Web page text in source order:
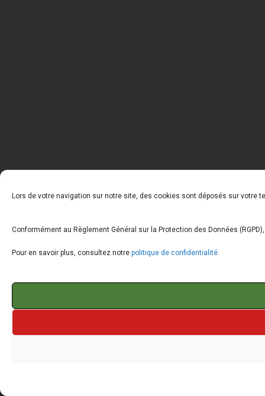
Lors de votre navigation sur notre site, des cookies sont déposés sur votre
Conformément au Règlement Général sur la Protection des Données
Pour en savoir plus, consultez notre politique de confidentialité.